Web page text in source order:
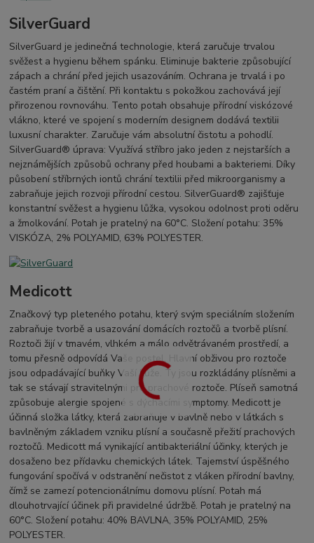
SilverGuard
SilverGuard je jedinečná technologie, která zaručuje trvalou
svěžest a hygienu během spánku. Eliminuje bakterie způsobující
zápach a chrání před jejich usazováním. Ochrana je trvalá i po
častém praní a čištění. Při kontaktu s pokožkou zachovává její
přirozenou rovnováhu. Tento potah obsahuje přírodní viskózové
vlákno, které ve spojení s moderním designem dodává textilii
luxusní charakter. Zaručuje vám absolutní čistotu a pohodlí.
SilverGuard® úprava: Využívá stříbro jako jeden z nejstarších a
nejznámějších způsobů ochrany před houbami a bakteriemi. Díky
působení stříbrných iontů chrání textilii před mikroorganismy a
zabraňuje jejich rozvoji přírodní cestou. SilverGuard® zajišťuje
konstantní svěžest a hygienu lůžka, vysokou odolnost proti oděru
a žmolkování. Potah je pratelný na 60°C. Složení potahu: 35%
VISKÓZA, 2% POLYAMID, 63% POLYESTER.
Medicott
Značkový typ pleteného potahu, který svým speciálním složením
zabraňuje tvorbě a usazování domácích roztočů a tvorbě plísní.
Roztoči žijí v tmavém, vlhkém a málo odvětrávaném prostředí, a
tomu přesně odpovídá Vaše postel. Hlavní obživou pro roztoče
jsou odpadávající buňky Vaší kůže. Ty jsou rozkládány plísněmi a
tak se stávají stravitelnými pro prachové roztoče. Plíseň samotná
způsobuje alergie spojené s dýchacími symptomy. Medicott je
účinná složka látky, která zabraňuje v bavlně nebo v látkách s
bavlněným základem vzniku plísní a současně přežití prachových
roztočů. Medicott má vynikající antibakteriální účinky, kterých je
dosaženo bez přídavku chemických látek. Tajemství úspěšného
fungování spočívá v odstranění nečistot z vláken přírodní bavlny,
čímž se zamezí potencionálnímu domovu plísní. Potah má
dlouhotrvající účinek při pravidelné údržbě. Potah je pratelný na
60°C. Složení potahu: 40% BAVLNA, 35% POLYAMID, 25%
POLYESTER.